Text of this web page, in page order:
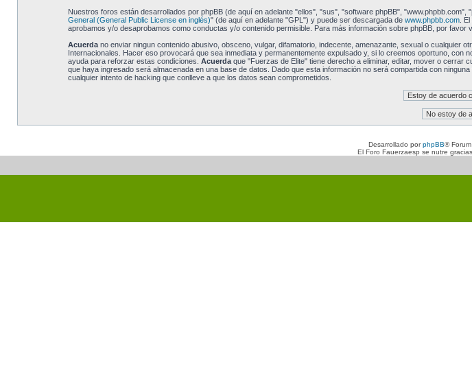
Nuestros foros están desarrollados por phpBB (de aquí en adelante "ellos", "sus", "software phpBB",
General (General Public License en inglés)" (de aquí en adelante "GPL") y puede ser descargada de www.phpbb.com. El
aprobamos y/o desaprobamos como conductas y/o contenido permisible. Para más información sobre phpBB, por favor
Acuerdano enviar ningun contenido abusivo, obsceno, vulgar, difamatorio, indecente, amenazante, sexual o cualquier
Internacionales. Hacer eso provocará que sea inmediata y permanentemente expulsado y, si lo creemos oportuno,
ayuda para reforzar estas condiciones. Acuerdaque "Fuerzas de Elite" tiene derecho a eliminar, editar, mover o cerrar
que haya ingresado será almacenada en una base de datos. Dado que esta información no será compartida con
cualquier intento de hacking que conlleve a que los datos sean comprometidos.
Desarrollado porphpBB®
El Foro Fauerzaesp se nutre